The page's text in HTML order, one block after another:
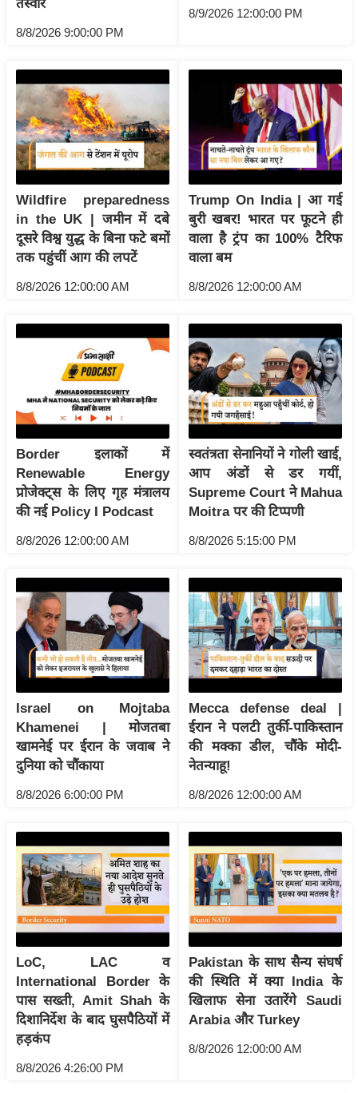
g
N
w
s
ला
इ
फ
इ
ल
टे
क्नॉ
लॉ
श
न
घ
रे
लू
नु
स्खे
र्य
ट
न
स्थ
ल
फि
ट
ने
स
मं
त्रा
ले
श
न
शि
प
रा
ज
नी
ति
वि
श्ले
तस्वीर
8/8/2026 9:00:00 PM
8/9/2026 12:00:00 PM
Wildfire preparedness
in the UK | जमीन में दबे
दूसरे विश्व युद्ध के बिना फटे बमों
तक पहुंचीं आग की लपटें
8/8/2026 12:00:00 AM
Trump On India | आ गई
बुरी खबर! भारत पर फूटने ही
वाला है ट्रंप का 100% टैरिफ
वाला बम
8/8/2026 12:00:00 AM
Border इलाकों में
Renewable Energy
प्रोजेक्ट्स के लिए गृह मंत्रालय
की नई Policy I Podcast
8/8/2026 12:00:00 AM
स्वतंत्रता सेनानियों ने गोली खाई,
आप अंडों से डर गयीं,
Supreme Court ने Mahua
Moitra पर की टिप्पणी
8/8/2026 5:15:00 PM
Israel on Mojtaba
Khamenei | मोजतबा
खामनेई पर ईरान के जवाब ने
दुनिया को चौंकाया
8/8/2026 6:00:00 PM
Mecca defense deal |
ईरान ने पलटी तुर्की-पाकिस्तान
की मक्का डील, चौंके मोदी-
नेतन्याहू!
8/8/2026 12:00:00 AM
LoC, LAC व
International Border के
पास सख्ती, Amit Shah के
दिशानिर्देश के बाद घुसपैठियों में
हड़कंप
8/8/2026 4:26:00 PM
Pakistan के साथ सैन्य संघर्ष
की स्थिति में क्या India के
खिलाफ सेना उतारेंगे Saudi
Arabia और Turkey
8/8/2026 12:00:00 AM